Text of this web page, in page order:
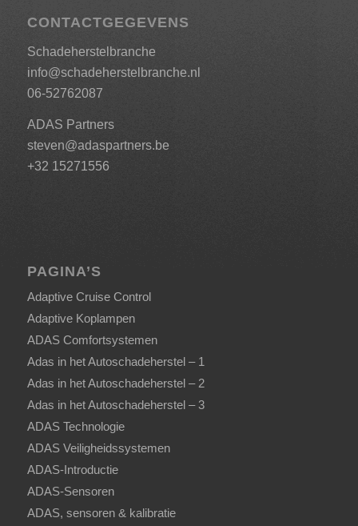
CONTACTGEGEVENS
Schadeherstelbranche
info@schadeherstelbranche.nl
06-52762087
ADAS Partners
steven@adaspartners.be
+32 15271556
PAGINA’S
Adaptive Cruise Control
Adaptive Koplampen
ADAS Comfortsystemen
Adas in het Autoschadeherstel – 1
Adas in het Autoschadeherstel – 2
Adas in het Autoschadeherstel – 3
ADAS Technologie
ADAS Veiligheidssystemen
ADAS-Introductie
ADAS-Sensoren
ADAS, sensoren & kalibratie